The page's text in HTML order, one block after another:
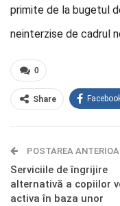
primite de la bugetul
neinterzise de cadrul
0
Share
Telegram
POSTAREA
Serviciile de îngrijire
alternativă a copiilor
activa în baza unor